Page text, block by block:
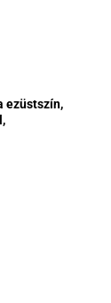
ezüstszín,